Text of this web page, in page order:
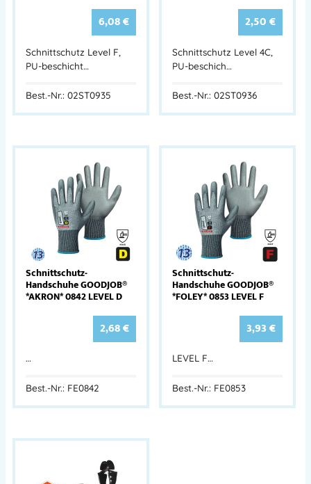
6,08€
Schnittschutz Level F,
PU-beschicht…
Best.-Nr.: 02ST0935
2,50€
Schnittschutz Level 4C,
PU-beschich…
Best.-Nr.: 02ST0936
Schnittschutz-
Handschuhe GOODJOB®
*AKRON* 0842 LEVEL D
2,68€
…
Best.-Nr.: FE0842
Schnittschutz-
Handschuhe GOODJOB®
*FOLEY* 0853 LEVEL F
3,93€
LEVEL F…
Best.-Nr.: FE0853